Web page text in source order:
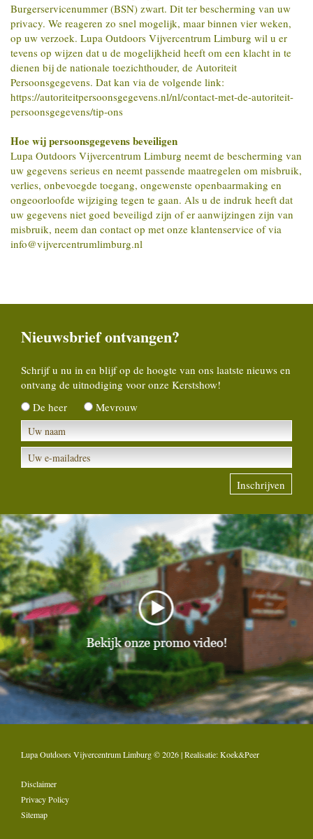
Burgerservicenummer (BSN) zwart. Dit ter bescherming van uw
privacy. We reageren zo snel mogelijk, maar binnen vier weken,
op uw verzoek. Lupa Outdoors Vijvercentrum Limburg wil u er
tevens op wijzen dat u de mogelijkheid heeft om een klacht in te
dienen bij de nationale toezichthouder, de Autoriteit
Persoonsgegevens. Dat kan via de volgende link:
https://autoriteitpersoonsgegevens.nl/nl/contact-met-de-autoriteit-
persoonsgegevens/tip-ons
Hoe wij persoonsgegevens beveiligen
Lupa Outdoors Vijvercentrum Limburg neemt de bescherming van
uw gegevens serieus en neemt passende maatregelen om misbruik,
verlies, onbevoegde toegang, ongewenste openbaarmaking en
ongeoorloofde wijziging tegen te gaan. Als u de indruk heeft dat
uw gegevens niet goed beveiligd zijn of er aanwijzingen zijn van
misbruik, neem dan contact op met onze klantenservice of via
info@vijvercentrumlimburg.nl
Nieuwsbrief ontvangen?
Schrijf u nu in en blijf op de hoogte van ons laatste nieuws en
ontvang de uitnodiging voor onze Kerstshow!
De heer
Mevrouw
Lupa Outdoors Vijvercentrum Limburg © 2026 | Realisatie:Koek&Peer
Disclaimer
Privacy Policy
Sitemap